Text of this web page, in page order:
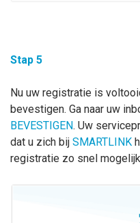
Stap 5
Nu uw registratie is
bevestigen. Ga naar uw
BEVESTIGEN. Uw
dat u zich bij SMARTLINK
registratie zo snel